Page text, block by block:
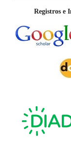
Registros e